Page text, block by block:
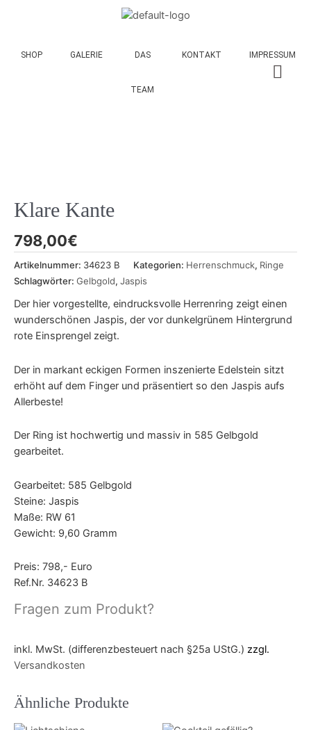
SHOP GALERIE DAS
TEAM
KONTAKT IMPRESSUM
Klare Kante
798,00€
Artikelnummer: 34623 B Kategorien: Herrenschmuck, Ringe
Schlagwörter: Gelbgold, Jaspis
Der hier vorgestellte, eindrucksvolle Herrenring zeigt einen
wunderschönen Jaspis, der vor dunkelgrünem Hintergrund
rote Einsprengel zeigt.
Der in markant eckigen Formen inszenierte Edelstein sitzt
erhöht auf dem Finger und präsentiert so den Jaspis aufs
Allerbeste!
Der Ring ist hochwertig und massiv in 585 Gelbgold
gearbeitet.
Gearbeitet: 585 Gelbgold
Steine: Jaspis
Maße: RW 61
Gewicht: 9,60 Gramm
Preis: 798,- Euro
Ref.Nr. 34623 B
Fragen zum Produkt?
inkl. MwSt. (differenzbesteuert nach §25a UStG.) zzgl.
Versandkosten
Ähnliche Produkte